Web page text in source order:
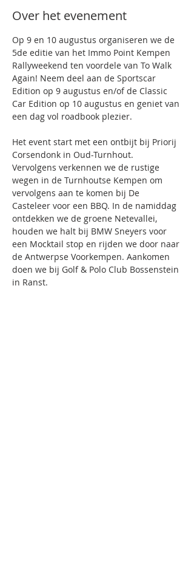
Over het evenement
Op 9 en 10 augustus organiseren we de
5de editie van het Immo Point Kempen
Rallyweekend ten voordele van To Walk
Again! Neem deel aan de Sportscar
Edition op 9 augustus en/of de Classic
Car Edition op 10 augustus en geniet van
een dag vol roadbook plezier.
Het event start met een ontbijt bij Priorij
Corsendonk in Oud-Turnhout.
Vervolgens verkennen we de rustige
wegen in de Turnhoutse Kempen om
vervolgens aan te komen bij De
Casteleer voor een BBQ. In de namiddag
ontdekken we de groene Netevallei,
houden we halt bij BMW Sneyers voor
een Mocktail stop en rijden we door naar
de Antwerpse Voorkempen. Aankomen
doen we bij Golf & Polo Club Bossenstein
in Ranst.